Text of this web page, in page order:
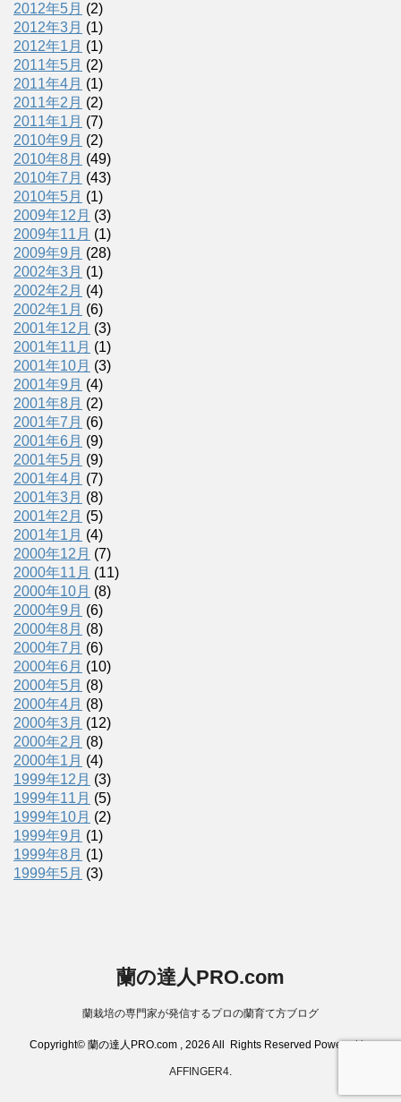
2012年5月 (2)
2012年3月 (1)
2012年1月 (1)
2011年5月 (2)
2011年4月 (1)
2011年2月 (2)
2011年1月 (7)
2010年9月 (2)
2010年8月 (49)
2010年7月 (43)
2010年5月 (1)
2009年12月 (3)
2009年11月 (1)
2009年9月 (28)
2002年3月 (1)
2002年2月 (4)
2002年1月 (6)
2001年12月 (3)
2001年11月 (1)
2001年10月 (3)
2001年9月 (4)
2001年8月 (2)
2001年7月 (6)
2001年6月 (9)
2001年5月 (9)
2001年4月 (7)
2001年3月 (8)
2001年2月 (5)
2001年1月 (4)
2000年12月 (7)
2000年11月 (11)
2000年10月 (8)
2000年9月 (6)
2000年8月 (8)
2000年7月 (6)
2000年6月 (10)
2000年5月 (8)
2000年4月 (8)
2000年3月 (12)
2000年2月 (8)
2000年1月 (4)
1999年12月 (3)
1999年11月 (5)
1999年10月 (2)
1999年9月 (1)
1999年8月 (1)
1999年5月 (3)
蘭の達人PRO.com
蘭栽培の専門家が発信するプロの蘭育て方ブログ
Copyright© 蘭の達人PRO.com , 2026 All Rights Reserved Powered by
AFFINGER4.